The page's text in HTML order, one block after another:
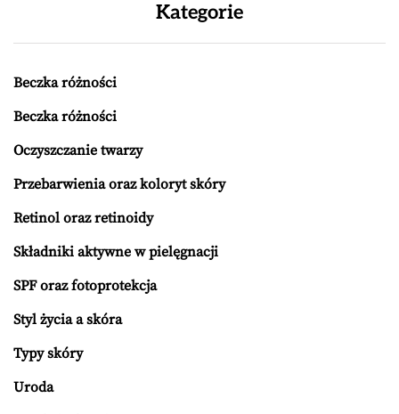
Kategorie
Beczka różności
Beczka różności
Oczyszczanie twarzy
Przebarwienia oraz koloryt skóry
Retinol oraz retinoidy
Składniki aktywne w pielęgnacji
SPF oraz fotoprotekcja
Styl życia a skóra
Typy skóry
Uroda